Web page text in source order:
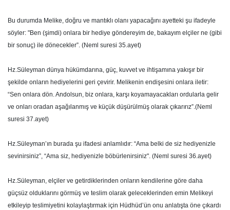
Bu durumda Melike, doğru ve mantıklı olanı yapacağını ayetteki şu ifadeyle
söyler: "Ben (şimdi) onlara bir hediye göndereyim de, bakayım elçiler ne (gibi
bir sonuç) ile dönecekler”. (Neml suresi 35.ayet)
Hz.Süleyman dünya hükümdarına, güç, kuvvet ve ihtişamına yakışır bir
şekilde onların hediyelerini geri çevirir. Melikenin endişesini onlara iletir:
“Sen onlara dön. Andolsun, biz onlara, karşı koyamayacakları ordularla gelir
ve onları oradan aşağılanmış ve küçük düşürülmüş olarak çıkarırız”.(Neml
suresi 37.ayet)
Hz.Süleyman’ın burada şu ifadesi anlamlıdır: “Ama belki de siz hediyenizle
sevinirsiniz”, “Ama siz, hediyenizle böbürlenirsiniz". (Neml suresi 36.ayet)
Hz.Süleyman, elçiler ve getirdiklerinden onların kendilerine göre daha
güçsüz olduklarını görmüş ve teslim olarak geleceklerinden emin Melikeyi
etkileyip teslimiyetini kolaylaştırmak için Hüdhüd’ün onu anlatışta öne çıkardı